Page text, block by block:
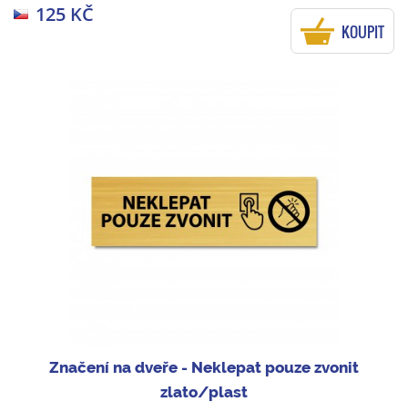
125 KČ
KOUPIT
Značení na dveře - Neklepat pouze zvonit
zlato/plast